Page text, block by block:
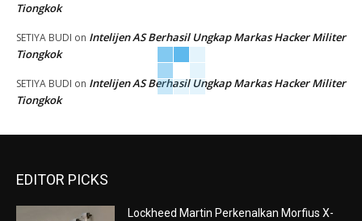
Tiongkok
SETIYA BUDI on Intelijen AS Berhasil Ungkap Markas Hacker Militer
Tiongkok
SETIYA BUDI on Intelijen AS Berhasil Ungkap Markas Hacker Militer
Tiongkok
EDITOR PICKS
Lockheed Martin Perkenalkan Morfius X-